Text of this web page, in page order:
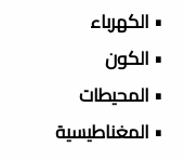
• الكهرباء
• الكون
• المحيطات
• المغناطيسية